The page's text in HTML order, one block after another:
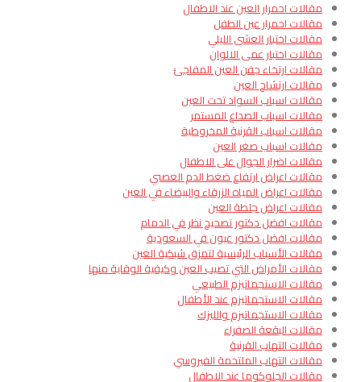
مقالات احمرار العين عند الاطفال
مقالات احمرار عين الطفل
مقالات اختبار العشى الليلي
مقالات اختبار عمى الالوان
مقالات ارتخاء جفن العين المفاجئ
مقالات ارتشاح العين
مقالات اسباب السواد تحت العين
مقالات اسباب الصداع المستمر
مقالات اسباب القرنية المخروطية
مقالات اسباب صغر العين
مقالات اضرار الجوال على الاطفال
مقالات اعراض ارتفاع ضغط الدم العصبي
مقالات اعراض المياه الزرقاء والبيضاء في العين
مقالات اعراض جلطة العين
مقالات افضل دكتور تصحيح نظر في الدمام
مقالات افضل دكتور عيون في السعودية
مقالات الأسباب الرئيسية لتمزق شبكية العين
مقالات الأمراض التي تصيب العين وكيفية الوقاية منها
مقالات الاستجماتيزم الطبيعي
مقالات الاستجماتيزم عند الأطفال
مقالات الاستجماتيزم والليزك
مقالات البقعة الصفراء
مقالات التهاب القرنية
مقالات التهاب الملتحمة الفيروسي
مقالات الجلوكوما عند الاطفال